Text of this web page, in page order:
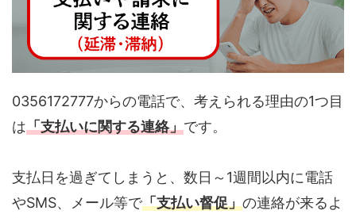
0356172777からの電話で、考えられる理由の1つ目
は「支払いに関する連絡」です。
支払日を過ぎてしまうと、数日～1週間以内に電話
やSMS、メール等で「支払い督促」の連絡が来るよ